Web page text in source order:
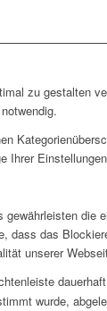
zu gestalten
Ihrer
gewährleisten die
dass das
unserer
wurde,